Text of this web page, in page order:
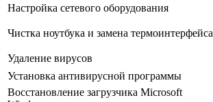
Настройка сетевого оборудования
Чистка ноутбука и замена термоинтерфейса
Удаление вирусов
Установка антивирусной программы
Восстановление загрузчика Microsoft